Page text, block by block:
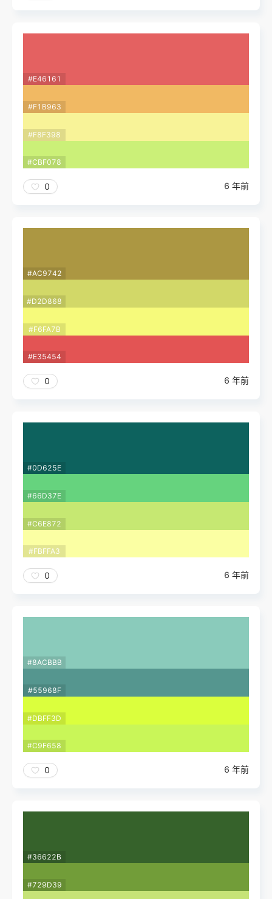
#E46161
#F1B963
#F8F398
#CBF078
0 6 年前
#AC9742
#D2D868
#F6FA7B
#E35454
0 6 年前
#0D625E
#66D37E
#C6E872
#FBFFA3
0 6 年前
#8ACBBB
#55968F
#DBFF3D
#C9F658
0 6 年前
#36622B
#729D39